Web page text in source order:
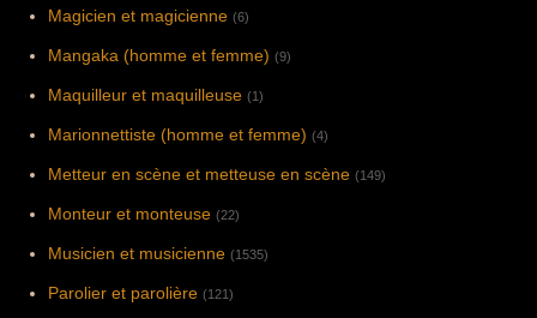
Magicien et magicienne (6)
Mangaka (homme et femme) (9)
Maquilleur et maquilleuse (1)
Marionnettiste (homme et femme) (4)
Metteur en scène et metteuse en scène (149)
Monteur et monteuse (22)
Musicien et musicienne (1535)
Parolier et parolière (121)